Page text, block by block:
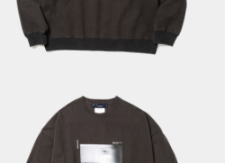
Fade Pad
Sweatshirt/Off
Black